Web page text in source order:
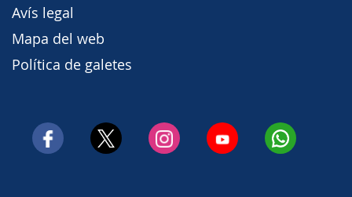
Avís legal
Mapa del web
Política de galetes